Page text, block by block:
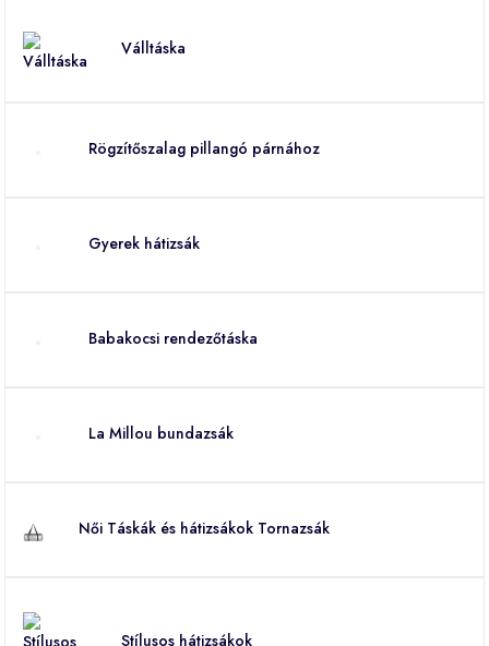
Válltáska
Rögzítőszalag pillangó párnához
Gyerek hátizsák
Babakocsi rendezőtáska
La Millou bundazsák
Női Táskák és hátizsákok Tornazsák
Stílusos hátizsákok